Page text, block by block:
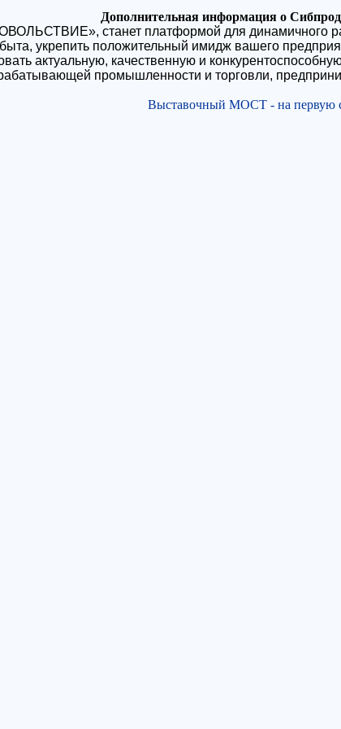
Дополнительная информация о
станет платформой для динамичного
укрепить положительный имидж вашего
актуальную, качественную и
промышленности и торговли,
Выставочный МОСТ - на первую